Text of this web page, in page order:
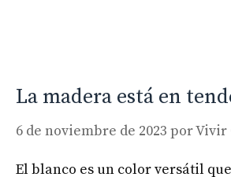
La madera está en
6 de noviembre de 2023 porVivir
El blanco es un color versátil